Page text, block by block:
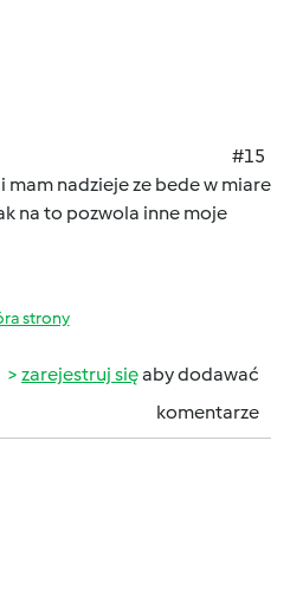
#15
i mam nadzieje ze bede w miare
na to pozwola inne moje
strony
zarejestruj sięaby dodawać
komentarze